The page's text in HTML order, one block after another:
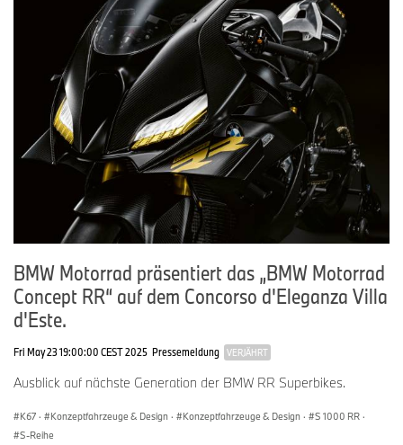
BMW Motorrad präsentiert das „BMW Motorrad
Concept RR“ auf dem Concorso d'Eleganza Villa
d'Este.
Fri May 23 19:00:00 CEST 2025 Pressemeldung VERJÄHRT
Ausblick auf nächste Generation der BMW RR Superbikes.
K67 · Konzeptfahrzeuge & Design · Konzeptfahrzeuge & Design · S 1000 RR ·
S-Reihe